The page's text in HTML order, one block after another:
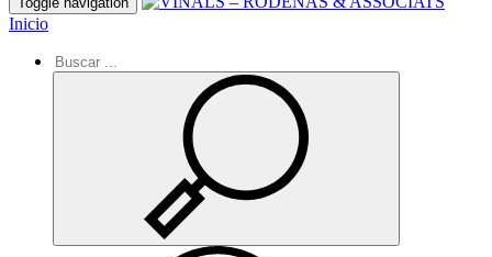
Inicio